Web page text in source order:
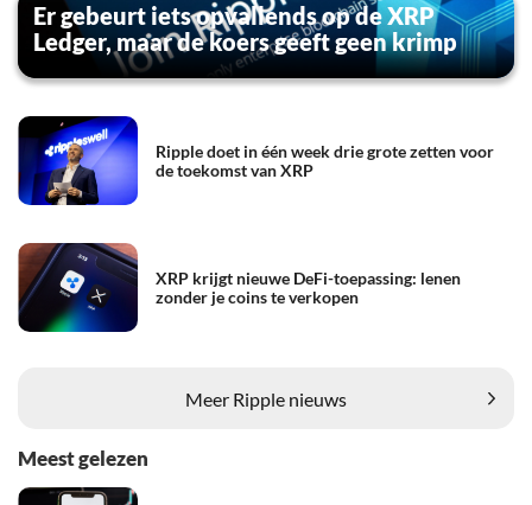
Er gebeurt iets opvallends op de XRP
Ledger, maar de koers geeft geen krimp
Ripple doet in één week drie grote zetten voor
de toekomst van XRP
XRP krijgt nieuwe DeFi-toepassing: lenen
zonder je coins te verkopen
Meer Ripple nieuws
Meest gelezen